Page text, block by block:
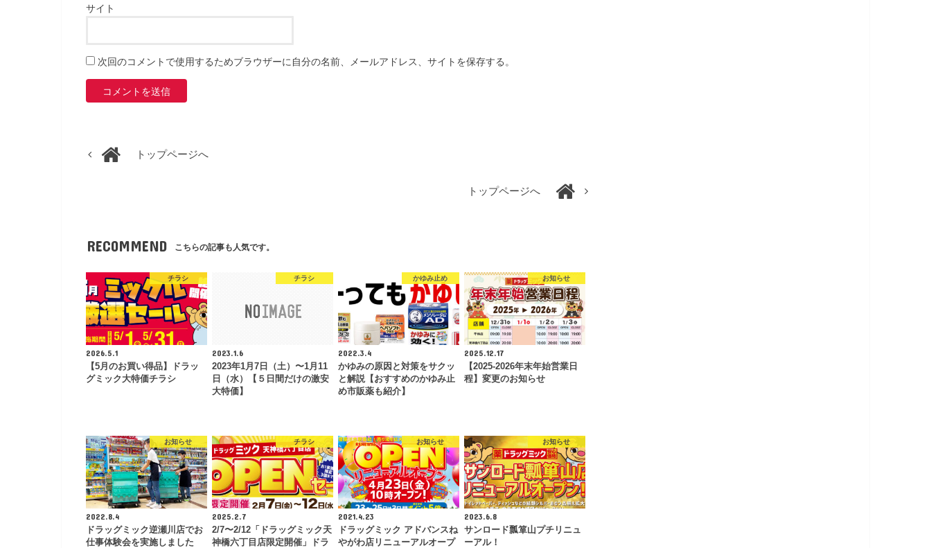
サイト
次回のコメントで使用するためブラウザーに自分の名前、メールアドレス、サイトを保存する。
トップページへ
トップページへ
RECOMMEND こちらの記事も人気です。
チラシ
2026.5.1
【5月のお買い得品】ドラッ
グミック大特価チラシ
チラシ
2023.1.6
2023年1月7日（土）〜1月11
日（水）【５日間だけの激安
大特価】
かゆみ止め
2022.3.4
かゆみの原因と対策をサクッ
と解説【おすすめのかゆみ止
め市販薬も紹介】
お知らせ
2025.12.17
【2025-2026年末年始営業日
程】変更のお知らせ
お知らせ
2022.8.4
ドラッグミック逆瀬川店でお
仕事体験会を実施しました
チラシ
2025.2.7
2/7〜2/12「ドラッグミック天
神橋六丁目店限定開催」ドラ
お知らせ
2021.4.23
ドラッグミック アドバンスね
やがわ店リニューアルオープ
お知らせ
2023.6.8
サンロード瓢箪山プチリニュ
ーアル！